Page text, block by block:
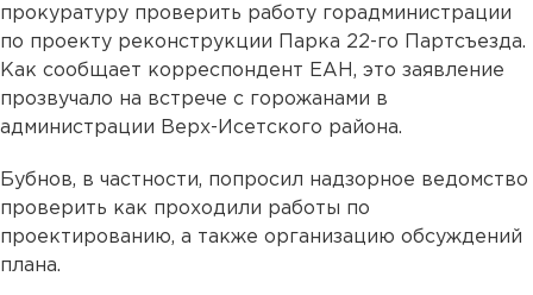
прокуратуру проверить работу горадминистрации
по проекту реконструкции Парка 22-го Партсъезда.
Как сообщает корреспондент ЕАН, это заявление
прозвучало на встрече с горожанами в
администрации Верх-Исетского района.
Бубнов, в частности, попросил надзорное ведомство
проверить как проходили работы по
проектированию, а также организацию обсуждений
плана.